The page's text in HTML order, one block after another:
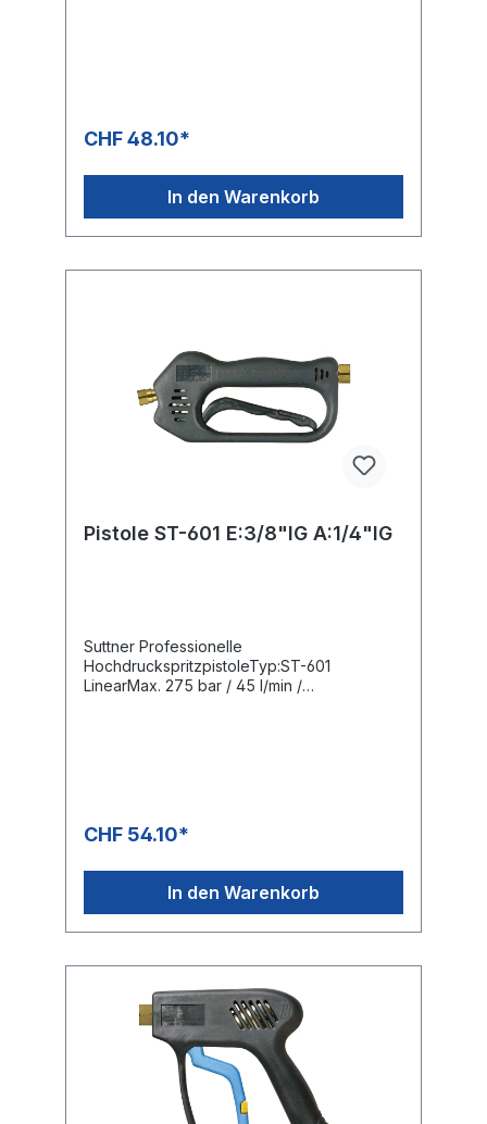
CHF 48.10*
In den Warenkorb
Pistole ST-601 E:3/8"IG A:1/4"IG
Suttner Professionelle
HochdruckspritzpistoleTyp:ST-601
LinearMax. 275 bar / 45 l/min /
CHF 54.10*
In den Warenkorb